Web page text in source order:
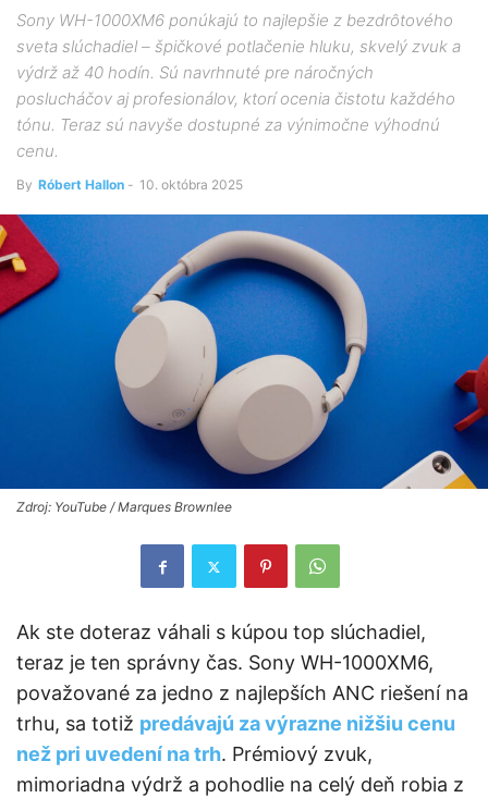
Sony WH-1000XM6 ponúkajú to najlepšie z bezdrôtového
sveta slúchadiel – špičkové potlačenie hluku, skvelý zvuk a
výdrž až 40 hodín. Sú navrhnuté pre náročných
poslucháčov aj profesionálov, ktorí ocenia čistotu každého
tónu. Teraz sú navyše dostupné za výnimočne výhodnú
cenu.
By Róbert Hallon - 10. októbra 2025
Zdroj: YouTube / Marques Brownlee
Ak ste doteraz váhali s kúpou top slúchadiel,
teraz je ten správny čas. Sony WH-1000XM6,
považované za jedno z najlepších ANC riešení na
trhu, sa totiž predávajú za výrazne nižšiu cenu
než pri uvedení na trh. Prémiový zvuk,
mimoriadna výdrž a pohodlie na celý deň robia z